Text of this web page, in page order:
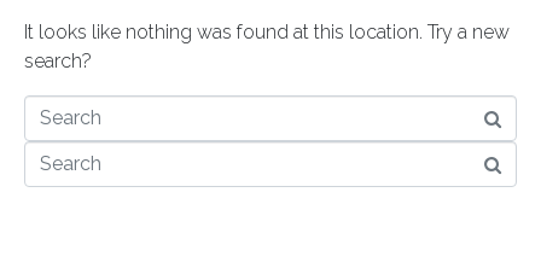
It looks like nothing was found at this location. Try a new
search?